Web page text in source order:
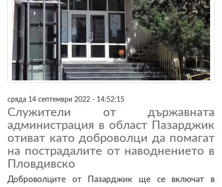
сряда 14 септември 2022 - 14:52:15
Служители от държавната
администрация в област Пазарджик
отиват като доброволци да помагат
на пострадалите от наводнението в
Пловдивско
Доброволците от Пазарджик ще се включат в